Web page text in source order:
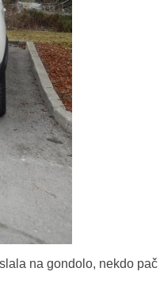
na gondolo, nekdo